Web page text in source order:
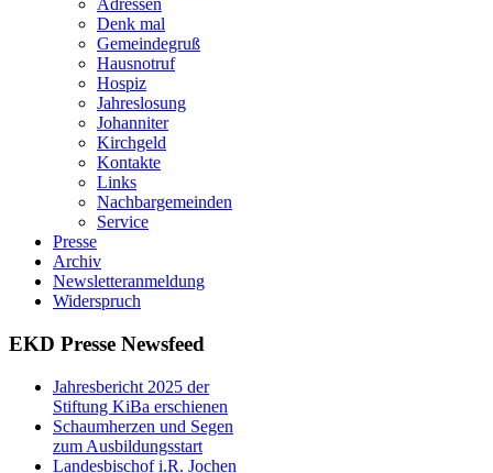
Adressen
Denk mal
Gemeindegruß
Hausnotruf
Hospiz
Jahreslosung
Johanniter
Kirchgeld
Kontakte
Links
Nachbargemeinden
Service
Presse
Archiv
Newsletteranmeldung
Widerspruch
EKD Presse Newsfeed
Jahresbericht 2025 der
Stiftung KiBa erschienen
Schaumherzen und Segen
zum Ausbildungsstart
Landesbischof i.R. Jochen